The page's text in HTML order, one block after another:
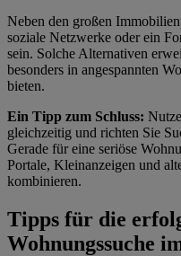
Neben den großen
soziale Netzwerke oder ein
sein. Solche Alternativen
besonders in angespannten
bieten.
Ein Tipp zum Schluss:
gleichzeitig und richten Sie
Gerade für eine seriöse
Portale, Kleinanzeigen und
kombinieren.
Tipps für die
Wohnungssuche